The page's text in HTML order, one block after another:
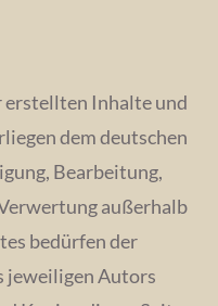
erstellten Inhalte und
dem deutschen
Bearbeitung,
außerhalb
bedürfen der
jeweiligen Autors